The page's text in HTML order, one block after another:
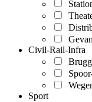
Civil-Rail-Infra
Sport